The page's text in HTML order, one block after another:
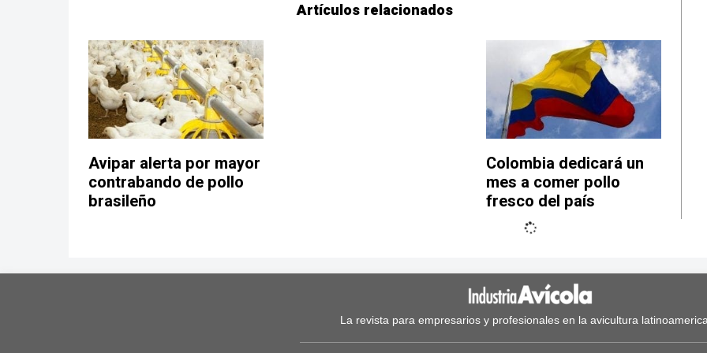
Artículos relacionados
Avipar alerta por mayor
contrabando de pollo
brasileño
Colombia dedicará un
mes a comer pollo
fresco del país
La revista para empresarios y profesionales en la avicultura